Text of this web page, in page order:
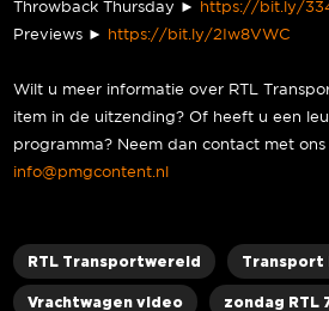
Throwback Thursday ► https://bit.ly/
Previews ► https://bit.ly/2Iw8VWC
Wilt u meer informatie over RTL
item in de uitzending? Of heeft u een
programma? Neem dan contact met ons
info@pmgcontent.nl
RTL Transportwereld Transport
Vrachtwagen video zondag RTL